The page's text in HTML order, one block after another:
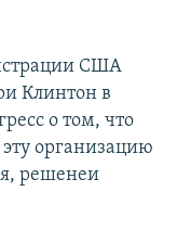
США
Клинтон в
о том, что
эту организацию
решенеи